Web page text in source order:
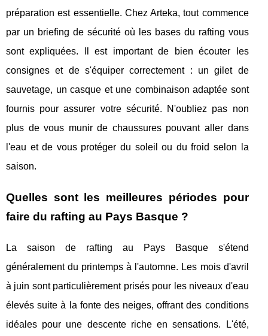
préparation est essentielle. Chez Arteka, tout commence
par un briefing de sécurité où les bases du rafting vous
sont expliquées. Il est important de bien écouter les
consignes et de s'équiper correctement : un gilet de
sauvetage, un casque et une combinaison adaptée sont
fournis pour assurer votre sécurité. N'oubliez pas non
plus de vous munir de chaussures pouvant aller dans
l'eau et de vous protéger du soleil ou du froid selon la
saison.
Quelles sont les meilleures périodes pour
faire du rafting au Pays Basque ?
La saison de rafting au Pays Basque s'étend
généralement du printemps à l'automne. Les mois d'avril
à juin sont particulièrement prisés pour les niveaux d'eau
élevés suite à la fonte des neiges, offrant des conditions
idéales pour une descente riche en sensations. L'été,